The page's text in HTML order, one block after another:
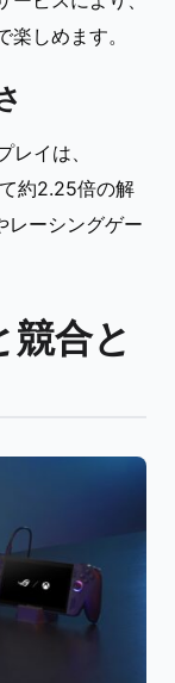
しめます。
イは、
約2.25倍の解
レーシングゲー
競合と